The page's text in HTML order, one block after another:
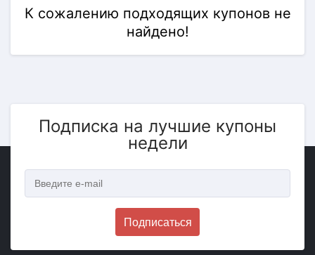
К сожалению подходящих купонов не
найдено!
Подписка на лучшие купоны
недели
Подписаться